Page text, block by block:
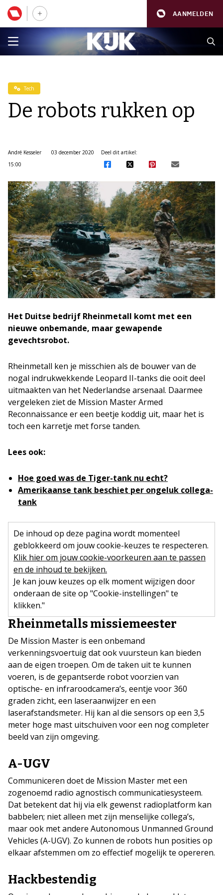
AANMELDEN
Tech
De robots rukken op
André Kesseler
03 december 2020
15:00
Deel dit artikel:
Het Duitse bedrijf Rheinmetall komt met een
nieuwe onbemande, maar gewapende
gevechtsrobot.
Rheinmetall ken je misschien als de bouwer van de
nogal indrukwekkende Leopard II-tanks die ooit deel
uitmaakten van het Nederlandse arsenaal. Daarmee
vergeleken ziet de Mission Master Armed
Reconnaissance er een beetje koddig uit, maar het is
toch een karretje met forse tanden.
Lees ook:
Hoe goed was de Tiger-tank nu echt?
Amerikaanse tank beschiet per ongeluk collega-
tank
De inhoud op deze pagina wordt momenteel
geblokkeerd om jouw cookie-keuzes te respecteren.
Klik hier om jouw cookie-voorkeuren aan te passen
en de inhoud te bekijken.
Je kan jouw keuzes op elk moment wijzigen door
onderaan de site op "Cookie-instellingen" te
klikken."
Rheinmetalls missiemeester
De Mission Master is een onbemand
verkenningsvoertuig dat ook vuursteun kan bieden
aan de eigen troepen. Om de taken uit te kunnen
voeren, is de gepantserde robot voorzien van
optische- en infraroodcamera’s, eentje voor 360
graden zicht, een laseraanwijzer en een
laserafstandsmeter. Hij kan al die sensors op een 3,5
meter hoge mast uitschuiven voor een nog completer
beeld van zijn omgeving.
A-UGV
Communiceren doet de Mission Master met een
zogenoemd radio agnostisch communicatiesysteem.
Dat betekent dat hij via elk gewenst radioplatform kan
babbelen; niet alleen met zijn menselijke collega’s,
maar ook met andere Autonomous Unmanned Ground
Vehicles (A-UGV). Zo kunnen de robots hun posities op
elkaar afstemmen om zo effectief mogelijk te opereren.
Hackbestendig